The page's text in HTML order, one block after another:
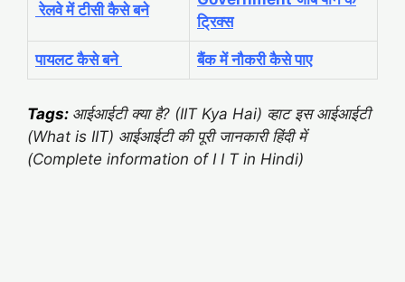
रेलवे में टीसी कैसे बने
ट्रिक्स
पायलट कैसे बने बैंक में नौकरी कैसे पाए
Tags: आईआईटी क्या है? (IIT Kya Hai) व्हाट इस आईआईटी
(What is IIT) आईआईटी की पूरी जानकारी हिंदी में
(Complete information of I I T in Hindi)